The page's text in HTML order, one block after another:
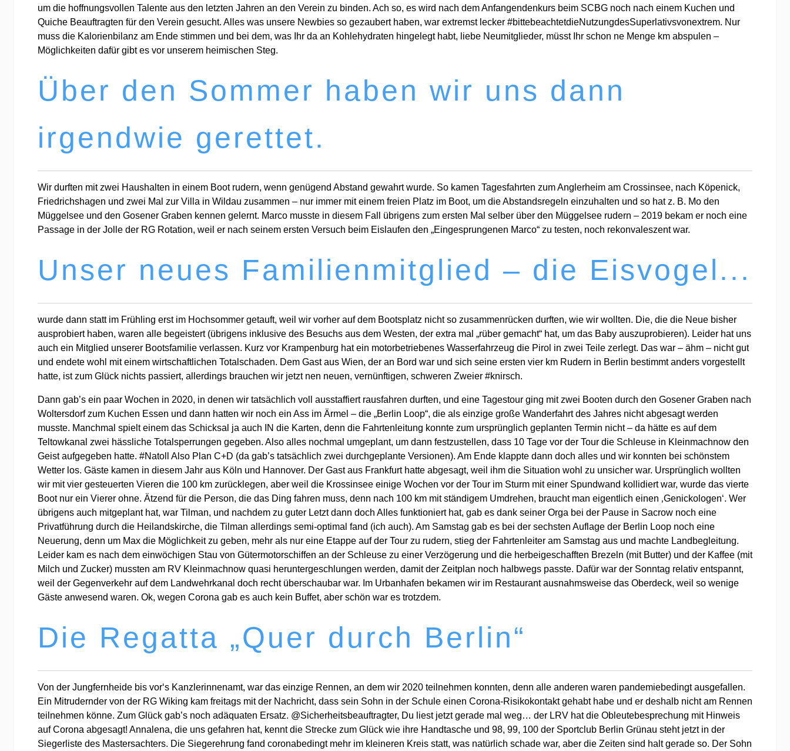
um die hoffnungsvollen Talente aus den letzten Jahren an den Verein zu binden. Ach so, es wird nach dem Anfangendenkurs beim SCBG noch nach einem Kuchen und
Quiche Beauftragten für den Verein gesucht. Alles was unsere Newbies so gezaubert haben, war extremst lecker #bittebeachtetdieNutzungdesSuperlativsvonextrem. Nur
muss die Kalorienbilanz am Ende stimmen und bei dem, was Ihr da an Kohlehydraten hingelegt habt, liebe Neumitglieder, müsst Ihr schon ne Menge km abspulen –
Möglichkeiten dafür gibt es vor unserem heimischen Steg.
Über den Sommer haben wir uns dann
irgendwie gerettet.
Wir durften mit zwei Haushalten in einem Boot rudern, wenn genügend Abstand gewahrt wurde. So kamen Tagesfahrten zum Anglerheim am Crossinsee, nach Köpenick,
Friedrichshagen und zwei Mal zur Villa in Wildau zusammen – nur immer mit einem freien Platz im Boot, um die Abstandsregeln einzuhalten und so hat z. B. Mo den
Müggelsee und den Gosener Graben kennen gelernt. Marco musste in diesem Fall übrigens zum ersten Mal selber über den Müggelsee rudern – 2019 bekam er noch eine
Passage in der Jolle der RG Rotation, weil er nach seinem ersten Versuch beim Eislaufen den „Eingesprungenen Marco“ zu testen, noch rekonvaleszent war.
Unser neues Familienmitglied – die Eisvogel...
wurde dann statt im Frühling erst im Hochsommer getauft, weil wir vorher auf dem Bootsplatz nicht so zusammenrücken durften, wie wir wollten. Die, die die Neue bisher
ausprobiert haben, waren alle begeistert (übrigens inklusive des Besuchs aus dem Westen, der extra mal „rüber gemacht“ hat, um das Baby auszuprobieren). Leider hat uns
auch ein Mitglied unserer Bootsfamilie verlassen. Kurz vor Krampenburg hat ein motorbetriebenes Wasserfahrzeug die Pirol in zwei Teile zerlegt. Das war – ähm – nicht gut
und endete wohl mit einem wirtschaftlichen Totalschaden. Dem Gast aus Wien, der an Bord war und sich seine ersten vier km Rudern in Berlin bestimmt anders vorgestellt
hatte, ist zum Glück nichts passiert, allerdings brauchen wir jetzt nen neuen, vernünftigen, schweren Zweier #knirsch.
Dann gab’s ein paar Wochen in 2020, in denen wir tatsächlich voll ausstaffiert rausfahren durften, und eine Tagestour ging mit zwei Booten durch den Gosener Graben nach
Woltersdorf zum Kuchen Essen und dann hatten wir noch ein Ass im Ärmel – die „Berlin Loop“, die als einzige große Wanderfahrt des Jahres nicht abgesagt werden
musste. Manchmal spielt einem das Schicksal ja auch IN die Karten, denn die Fahrtenleitung konnte zum ursprünglich geplanten Termin nicht – da hätte es auf dem
Teltowkanal zwei hässliche Totalsperrungen gegeben. Also alles nochmal umgeplant, um dann festzustellen, dass 10 Tage vor der Tour die Schleuse in Kleinmachnow den
Geist aufgegeben hatte. #Natoll Also Plan C+D (da gab’s tatsächlich zwei durchgeplante Versionen). Am Ende klappte dann doch alles und wir konnten bei schönstem
Wetter los. Gäste kamen in diesem Jahr aus Köln und Hannover. Der Gast aus Frankfurt hatte abgesagt, weil ihm die Situation wohl zu unsicher war. Ursprünglich wollten
wir mit vier gesteuerten Vieren die 100 km zurücklegen, aber weil die Krossinsee einige Wochen vor der Tour im Sturm mit einer Spundwand kollidiert war, wurde das vierte
Boot nur ein Vierer ohne. Ätzend für die Person, die das Ding fahren muss, denn nach 100 km mit ständigem Umdrehen, braucht man eigentlich einen ‚Genickologen‘. Wer
übrigens auch mitgeplant hat, war Tilman, und nachdem zu guter Letzt dann doch Alles funktioniert hat, gab es dank seiner Orga bei der Pause in Sacrow noch eine
Privatführung durch die Heilandskirche, die Tilman allerdings semi-optimal fand (ich auch). Am Samstag gab es bei der sechsten Auflage der Berlin Loop noch eine
Neuerung, denn um Max die Möglichkeit zu geben, mehr als nur eine Etappe auf der Tour zu rudern, stieg der Fahrtenleiter am Samstag aus und machte Landbegleitung.
Leider kam es nach dem einwöchigen Stau von Gütermotorschiffen an der Schleuse zu einer Verzögerung und die herbeigeschafften Brezeln (mit Butter) und der Kaffee (mit
Milch und Zucker) mussten am RV Kleinmachnow quasi heruntergeschlungen werden, damit der Zeitplan noch halbwegs passte. Dafür war der Sonntag relativ entspannt,
weil der Gegenverkehr auf dem Landwehrkanal doch recht überschaubar war. Im Urbanhafen bekamen wir im Restaurant ausnahmsweise das Oberdeck, weil so wenige
Gäste anwesend waren. Ok, wegen Corona gab es auch kein Buffet, aber schön war es trotzdem.
Die Regatta „Quer durch Berlin“
Von der Jungfernheide bis vor‘s Kanzlerinnenamt, war das einzige Rennen, an dem wir 2020 teilnehmen konnten, denn alle anderen waren pandemiebedingt ausgefallen.
Ein Mitrudernder von der RG Wiking kam freitags mit der Nachricht, dass sein Sohn in der Schule einen Corona-Risikokontakt gehabt habe und er deshalb nicht am Rennen
teilnehmen könne. Zum Glück gab’s noch adäquaten Ersatz. @Sicherheitsbeauftragter, Du liest jetzt gerade mal weg… der LRV hat die Obleutebesprechung mit Hinweis
auf Corona abgesagt! Annalena, die uns gefahren hat, kennt die Strecke zum Glück wie ihre Handtasche und 98, 99, 100 der Sportclub Berlin Grünau steht jetzt in der
Siegerliste des Mastersachters. Die Siegerehrung fand coronabedingt mehr im kleineren Kreis statt, was natürlich schade war, aber die Zeiten sind halt gerade so. Der Sohn